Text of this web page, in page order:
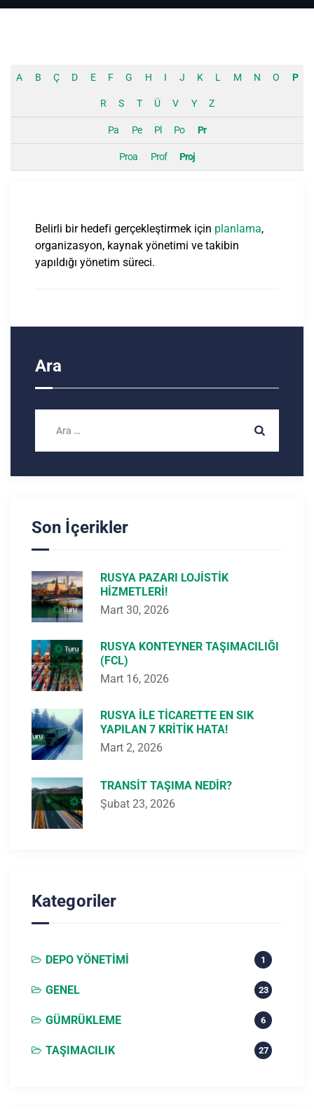
A B Ç D E F G H I J K L M N O P
R S T Ü V Y Z
Pa Pe Pl Po Pr
Proa Prof Proj
Belirli bir hedefi gerçekleştirmek için planlama,
organizasyon, kaynak yönetimi ve takibin
yapıldığı yönetim süreci.
Ara
Son İçerikler
RUSYA PAZARI LOJISTIK
HIZMETLERI!
Mart 30, 2026
RUSYA KONTEYNER TAŞIMACILIĞI
(FCL)
Mart 16, 2026
RUSYA ILE TICARETTE EN SIK
YAPILAN 7 KRITIK HATA!
Mart 2, 2026
TRANSIT TAŞIMA NEDIR?
Şubat 23, 2026
Kategoriler
DEPO YÖNETIMI 1
GENEL 23
GÜMRÜKLEME 6
TAŞIMACILIK 27